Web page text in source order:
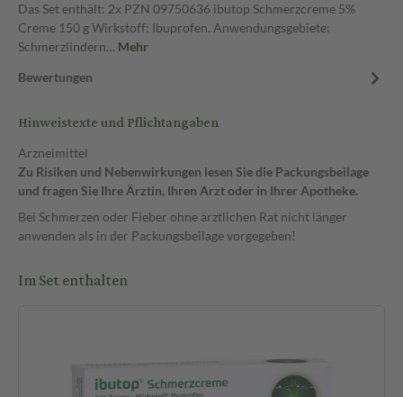
Das Set enthält: 2x PZN 09750636 ibutop Schmerzcreme 5%
Creme 150 g Wirkstoff: Ibuprofen. Anwendungsgebiete:
Schmerzlindern… Mehr
Bewertungen
Hinweistexte und Pflichtangaben
Arzneimittel
Zu Risiken und Nebenwirkungen lesen Sie die Packungsbeilage
und fragen Sie Ihre Ärztin, Ihren Arzt oder in Ihrer Apotheke.
Bei Schmerzen oder Fieber ohne ärztlichen Rat nicht länger
anwenden als in der Packungsbeilage vorgegeben!
Im Set enthalten